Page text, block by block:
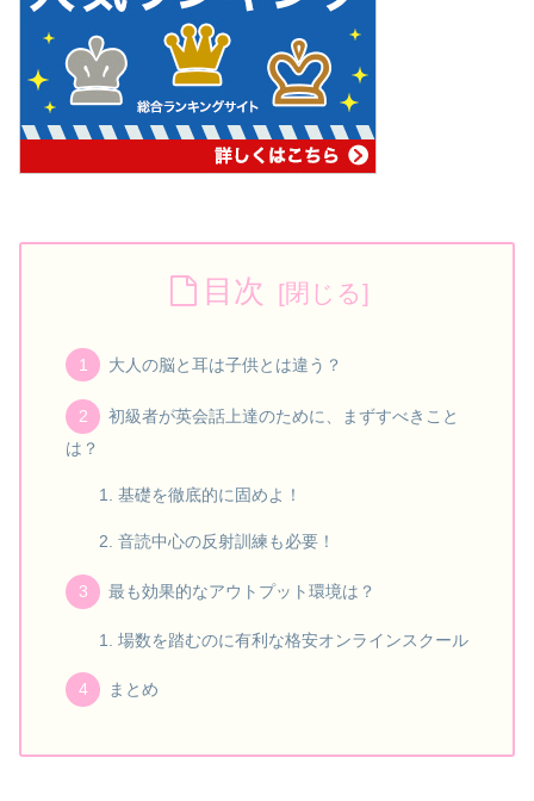
目次
大人の脳と耳は子供とは違う？
初級者が英会話上達のために、まずすべきこと
は？
基礎を徹底的に固めよ！
音読中心の反射訓練も必要！
最も効果的なアウトプット環境は？
場数を踏むのに有利な格安オンラインスクール
まとめ